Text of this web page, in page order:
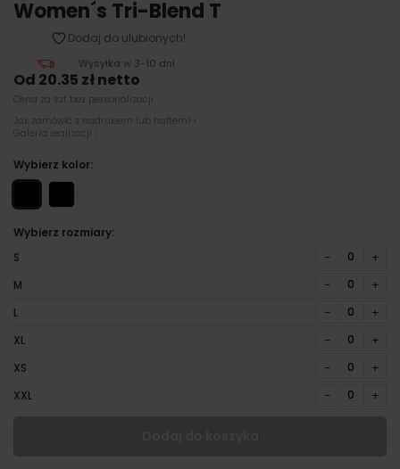
Women´s Tri-Blend T
Dodaj do ulubionych!
Wysyłka w 3-10 dni
Od 20.35 zł netto
Cena za szt bez personalizacji
Jak zamówić z nadrukiem lub haftem? ›
Galeria realizacji ›
Wybierz kolor:
Wybierz rozmiary:
S
− +
M − +
L − +
XL − +
XS − +
XXL − +